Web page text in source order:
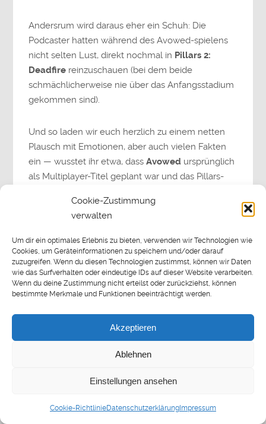
Cookie-Zustimmung
verwalten
Um dir ein optimales Erlebnis zu bieten, verwenden wir Technologien wie
Cookies, um Geräteinformationen zu speichern und/oder darauf
zuzugreifen. Wenn du diesen Technologien zustimmst, können wir Daten
wie das Surfverhalten oder eindeutige IDs auf dieser Website verarbeiten.
Wenn du deine Zustimmung nicht erteilst oder zurückziehst, können
bestimmte Merkmale und Funktionen beeinträchtigt werden.
Akzeptieren
Ablehnen
Einstellungen ansehen
Cookie-RichtlinieDatenschutzerklärung Impressum
Andersrum wird daraus eher ein Schuh: Die
Podcaster hatten während des Avowed-spielens
nicht selten Lust, direkt nochmal in Pillars 2:
Deadfire reinzuschauen (bei dem beide
schmächlicherweise nie über das Anfangsstadium
gekommen sind).
Und so laden wir euch herzlich zu einem netten
Plausch mit Emotionen, aber auch vielen Fakten
ein — wusstet ihr etwa, dassAvowed ursprünglich
als Multiplayer-Titel geplant war und das Pillars-
wurde? Oder dass man in dem Titel
klettern und springen kann, als bei einem
Assassins Creed
? Oder… ach, hört doch einfach
selbst in diese rund 2,5 Stunden geballtes
Avowed-Wissen rein
Quellen / Links:
Alex (X/Twitter)
Alex (BlueSky)
Sothis Spielwiese
YouTube:Avowed Lets Play (Sothi)